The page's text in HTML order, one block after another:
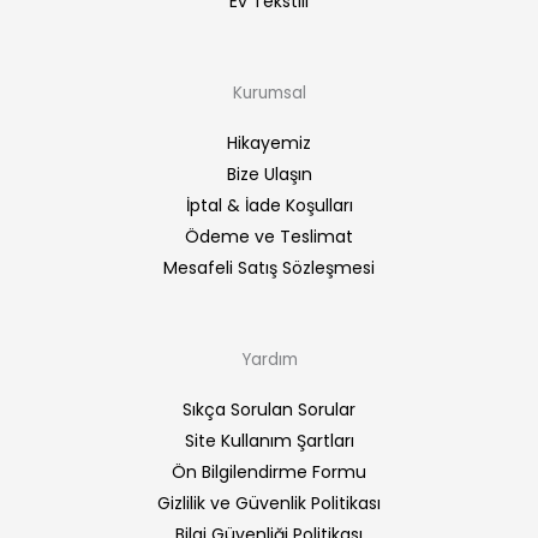
Kurumsal
Hikayemiz
Bize Ulaşın
İptal & İade Koşulları
Ödeme ve Teslimat
Mesafeli Satış Sözleşmesi
Yardım
Sıkça Sorulan Sorular
Site Kullanım Şartları
Ön Bilgilendirme Formu
Gizlilik ve Güvenlik Politikası